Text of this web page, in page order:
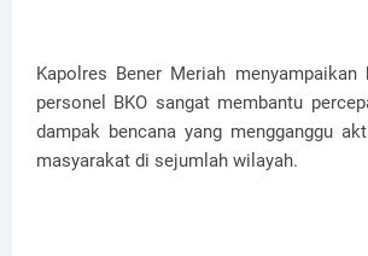
Kapolres Bener Meriah menyampaikan
personel BKO sangat membantu
dampak bencana yang mengganggu
masyarakat di sejumlah wilayah.